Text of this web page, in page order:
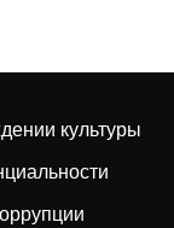
культуры